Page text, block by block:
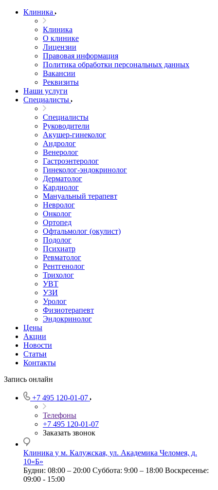
Клиника
Клиника
О клинике
Лицензии
Правовая информация
Политика обработки персональных данных
Вакансии
Реквизиты
Наши услуги
Специалисты
Специалисты
Руководители
Акушер-гинеколог
Андролог
Венеролог
Гастроэнтеролог
Гинеколог-эндокринолог
Дерматолог
Кардиолог
Мануальный терапевт
Невролог
Онколог
Ортопед
Офтальмолог (окулист)
Подолог
Психиатр
Ревматолог
Рентгенолог
Трихолог
УВТ
УЗИ
Уролог
Физиотерапевт
Эндокринолог
Цены
Акции
Новости
Статьи
Контакты
Запись онлайн
+7 495 120-01-07
Телефоны
+7 495 120-01-07
Заказать звонок
Клиника у м. Калужская, ул. Академика Челомея, д.
10«Б»
Будни: 08:00 – 20:00 Суббота: 9:00 – 18:00 Воскресенье:
09:00 - 15:00